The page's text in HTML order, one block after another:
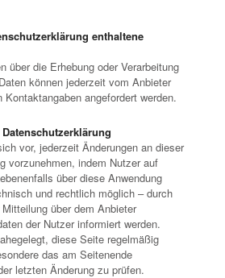
enthaltene
über die Erhebung oder Verarbeitung
können jederzeit vom Anbieter
Kontaktangaben angefordert werden.
vor, jederzeit Änderungen an dieser
vorzunehmen, indem Nutzer auf
über diese Anwendung
und rechtlich möglich – durch
über dem Anbieter
der Nutzer informiert werden.
diese Seite regelmäßig
das am Seitenende
letzten Änderung zu prüfen.